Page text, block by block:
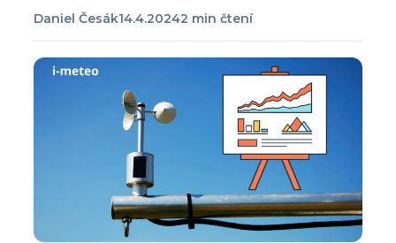
Daniel Česák14.4.20242 min čtení